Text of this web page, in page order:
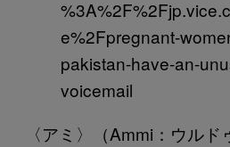
e%2Fpregnant-
pakistan-have-an-
voicemail
〈アミ〉（Ammi：ウル